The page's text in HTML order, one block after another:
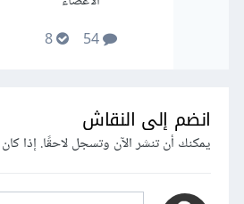
54
8
انضم إلى النقاش
يمكنك أن تنشر الآن وتسجل لاحقًا. إذا